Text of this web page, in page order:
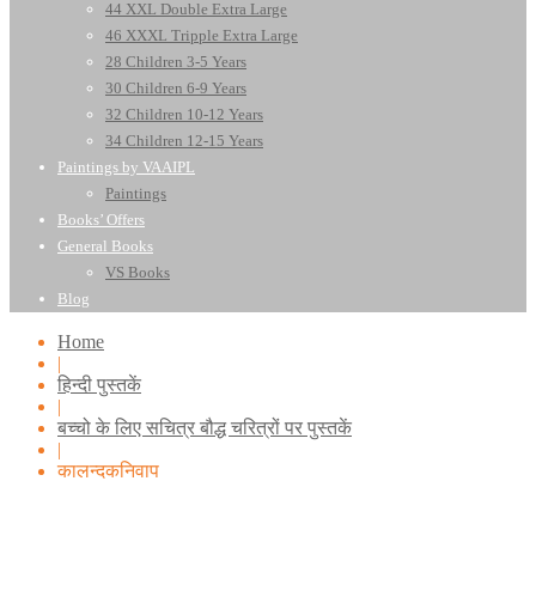
44 XXL Double Extra Large
46 XXXL Tripple Extra Large
28 Children 3-5 Years
30 Children 6-9 Years
32 Children 10-12 Years
34 Children 12-15 Years
Paintings by VAAIPL
Paintings
Books’ Offers
General Books
VS Books
Blog
Home
|
हिन्दी पुस्तकें
|
बच्चो के लिए सचित्र बौद्ध चरित्रों पर पुस्तकें
|
कालन्दकनिवाप